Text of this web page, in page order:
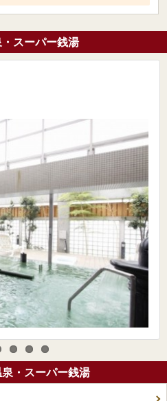
スーパー銭湯
・スーパー銭湯